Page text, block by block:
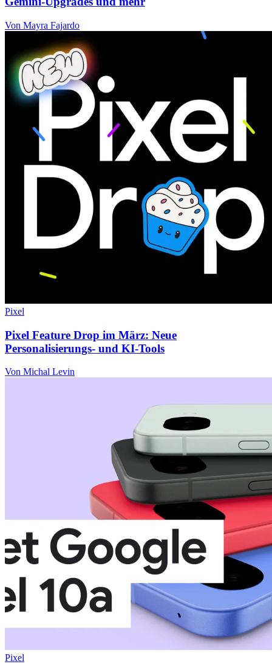
Von Mayra Fajardo
Pixel
Pixel Feature Drop im März: Neue
Personalisierungs- und KI-Tools
Von Michal Levin
Pixel